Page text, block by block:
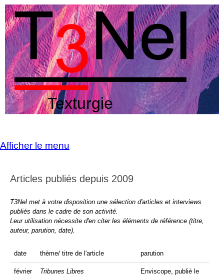
Texturgie
Afficher le menu
Articles publiés depuis 2009
T3Nel met à votre disposition une sélection d'articles et interviews
publiés dans le cadre de son activité.
Leur utilisation nécessite d'en citer les éléments de référence (titre,
auteur, parution, date).
date thème/ titre de l'article parution
février
Tribunes Libres
Enviscope, publié le